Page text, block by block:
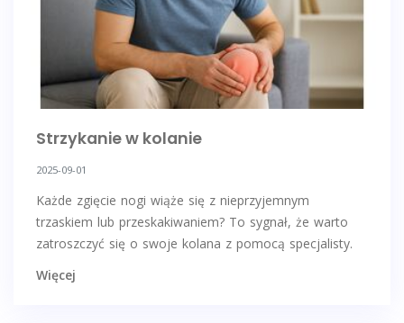
Strzykanie w kolanie
2025-09-01
Każde zgięcie nogi wiąże się z nieprzyjemnym
trzaskiem lub przeskakiwaniem? To sygnał, że warto
zatroszczyć się o swoje kolana z pomocą specjalisty.
Więcej